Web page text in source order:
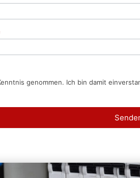
genommen. Ich bin damit